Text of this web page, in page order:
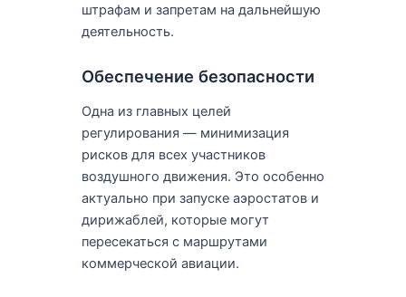
штрафам и запретам на дальнейшую
деятельность.
Обеспечение безопасности
Одна из главных целей
регулирования — минимизация
рисков для всех участников
воздушного движения. Это особенно
актуально при запуске аэростатов и
дирижаблей, которые могут
пересекаться с маршрутами
коммерческой авиации.